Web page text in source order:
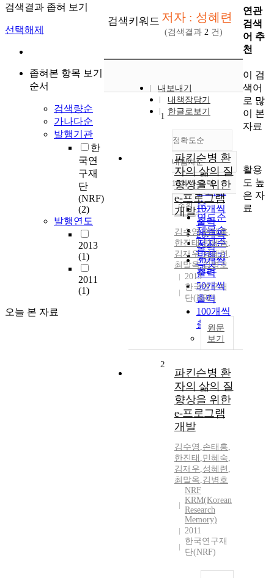
검색결과 좁혀 보기
선택해제
좁혀본 항목 보기
순서
검색량순
가나다순
발행기관
한
국연
구재
단
(NRF)
(2)
발행연도
2013
(1)
2011
(1)
오늘 본 자료
검색키워드 저자 : 성혜련
(검색결과 2 건)
내보내기
내책장담기
한글로보기
정확도순
정확도
순
인기도
순
연도순
제목순
저자순
발행기
관순
내림차순
내림차순
10개씩 출력
10개씩
출력
20개씩
출력
30개씩
출력
50개씩
출력
100개씩
출력
조회
1
파킨슨병 환
자의 삶의 질
향상을 위한
e-프로그램
개발
김수영,손태홍,
한진태,민혜숙,
김재우,성혜련 ,
최말옥,김병호
2013
한국연구재
단(NRF)
원문
보기
2
파킨슨병 환
자의 삶의 질
향상을 위한
e-프로그램
개발
김수영 ,손태홍,
한진태 ,민혜숙,
김재우,성혜련 ,
최말옥,김병호
NRF
KRM(Korean
Research
Memory)
2011
한국연구재
단(NRF)
연관
검색
어 추
천
이 검
색어
로 많
이 본
자료
활용
도 높
은 자
료